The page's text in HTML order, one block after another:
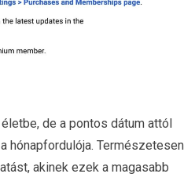
de a pontos dátum attól
hónapfordulója. Természetesen
akinek ezek a magasabb